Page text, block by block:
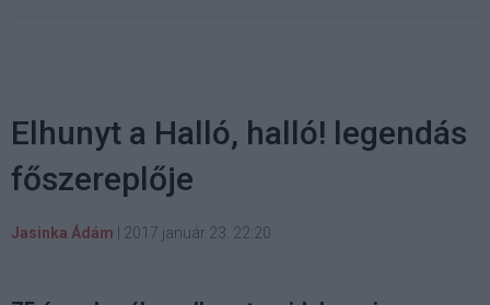
Elhunyt a Halló, halló! legendás
főszereplője
Jasinka Ádám 2017 január 23. 22:20